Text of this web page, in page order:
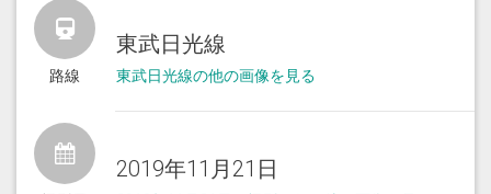
路線
東武日光線
東武日光線の他の画像を見る
2019年11月21日